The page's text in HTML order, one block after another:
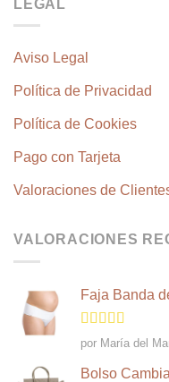
LEGAL
Aviso Legal
Política de Privacidad
Política de Cookies
Pago con Tarjeta
Valoraciones de
VALORACIONES
Faja Banda
Valorado
en
por María del
Bolso